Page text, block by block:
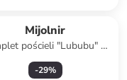
Mijolnir
pościeli "Lububu" w
kolorze jasnoróżowym
-29%